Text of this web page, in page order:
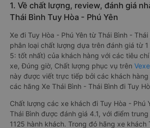
1. Về chất lượng, review, đánh giá
Thái Bình Tuy Hòa - Phú Yên
Xe đi Tuy Hòa - Phú Yên từ Thái Bình -
phân loại chất lượng dựa trên đánh giá từ
5: tốt nhất) của khách hàng với các tiêu
xe, Đúng giờ, Chất lượng phục vụ trên
này được viết trực tiếp bởi các khách hàng
các hãng Xe Thái Bình - Thái Bình đi Tuy
Chất lượng các xe khách đi Tuy Hòa - Phú
Thái Bình được đánh giá 4.1, với điểm
1125 hành khách. Trong đó hãng xe khách